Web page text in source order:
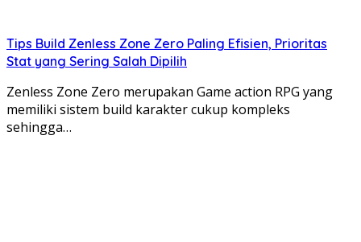
Tips Build Zenless Zone Zero Paling Efisien, Prioritas
Stat yang Sering Salah Dipilih
Zenless Zone Zero merupakan Game action RPG yang
memiliki sistem build karakter cukup kompleks
sehingga…